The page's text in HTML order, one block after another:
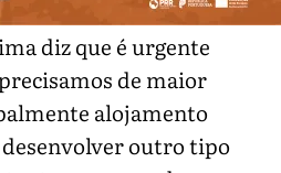
diz que é urgente
de maior
alojamento
outro tipo